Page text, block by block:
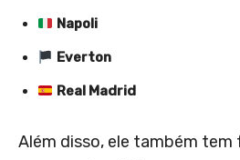
Napoli
Everton
Real Madrid
Além disso, ele também